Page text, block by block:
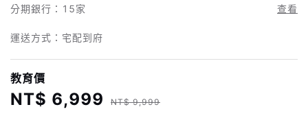
分期銀行： 15家 查看
運送方式：宅配到府
教育價
NT$ 6,999 NT$ 9,999